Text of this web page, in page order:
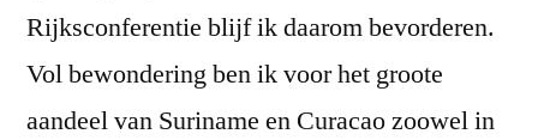
Rijksconferentie blijf ik daarom bevorderen.
Vol bewondering ben ik voor het groote
aandeel van Suriname en Curacao zoowel in